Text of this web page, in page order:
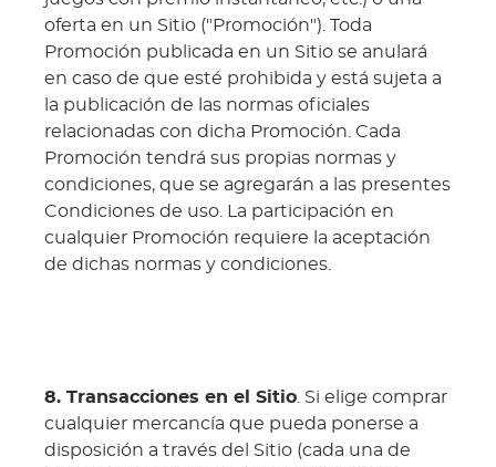
oferta en un Sitio ("Promoción"). Toda
Promoción publicada en un Sitio se anulará
en caso de que esté prohibida y está sujeta a
la publicación de las normas oficiales
relacionadas con dicha Promoción. Cada
Promoción tendrá sus propias normas y
condiciones, que se agregarán a las presentes
Condiciones de uso. La participación en
cualquier Promoción requiere la aceptación
de dichas normas y condiciones.
8. Transacciones en el Sitio . Si elige comprar
cualquier mercancía que pueda ponerse a
disposición a través del Sitio (cada una de